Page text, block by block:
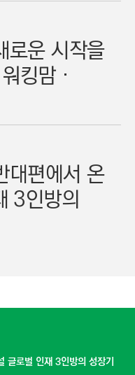
운 시작을
킹맘‧
편에서 온
3인방의
글로벌 인재 3인방의 성장기